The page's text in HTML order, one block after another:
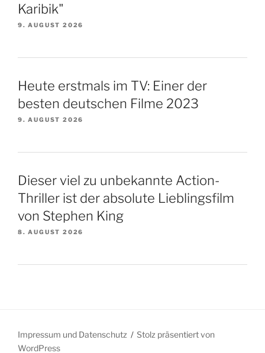
Karibik"
9. AUGUST 2026
Heute erstmals im TV: Einer der
besten deutschen Filme 2023
9. AUGUST 2026
Dieser viel zu unbekannte Action-
Thriller ist der absolute Lieblingsfilm
von Stephen King
8. AUGUST 2026
Impressum und Datenschutz
Stolz präsentiert von
WordPress